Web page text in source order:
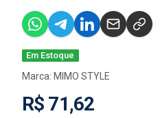
Em Estoque
Marca: MIMO STYLE
R$ 71,62